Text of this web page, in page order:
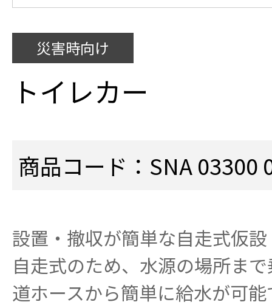
災害時向け
トイレカー
商品コード：SNA 03300
設置・撤収が簡単な自走式仮
自走式のため、水源の場所ま
道ホースから簡単に給水が可能